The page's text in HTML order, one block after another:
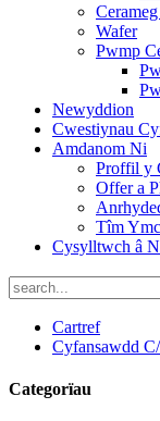
Wafer
Pwmp
Newyddion
Cwestiynau
Amdanom Ni
Proffil y
Offer a
Tîm
Cysylltwch â
Cartref
Cyfansawdd
Categorïau